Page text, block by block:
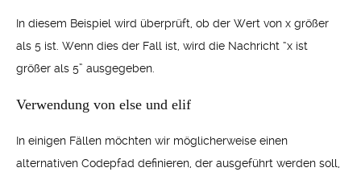
In diesem Beispiel wird überprüft, ob der Wert von x größer
als 5 ist. Wenn dies der Fall ist, wird die Nachricht “x ist
größer als 5” ausgegeben.
Verwendung von else und elif
In einigen Fällen möchten wir möglicherweise einen
alternativen Codepfad definieren, der ausgeführt werden soll,